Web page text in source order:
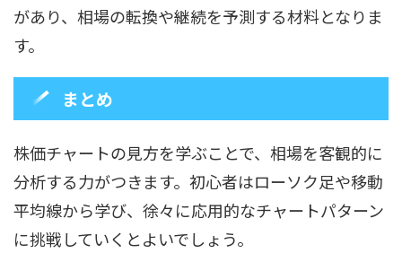
があり、相場の転換や継続を予測する材料となりま
す。
まとめ
株価チャートの見方を学ぶことで、相場を客観的に
分析する力がつきます。初心者はローソク足や移動
平均線から学び、徐々に応用的なチャートパターン
に挑戦していくとよいでしょう。